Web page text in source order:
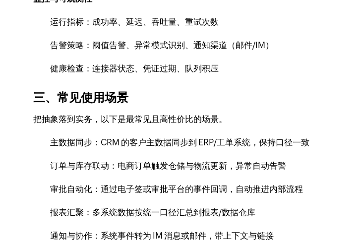
运行指标：成功率、延迟、吞吐量、重试次数
告警策略：阈值告警、异常模式识别、通知渠道（邮件/IM）
健康检查：连接器状态、凭证过期、队列积压
三、常见使用场景
把抽象落到实务，以下是最常见且高性价比的场景。
主数据同步：CRM 的客户主数据同步到 ERP/工单系统，保持口径一致
订单与库存联动：电商订单触发仓储与物流更新，异常自动告警
审批自动化：通过电子签或审批平台的事件回调，自动推进内部流程
报表汇聚：多系统数据按统一口径汇总到报表/数据仓库
通知与协作：系统事件转为 IM 消息或邮件，带上下文与链接